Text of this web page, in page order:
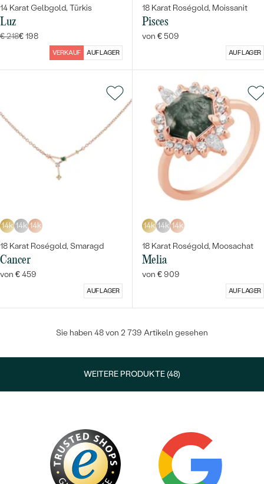
14 Karat Gelbgold, Türkis
Luz
€ 218€ 198
VERKAUF AUF LAGER
18 Karat Roségold, Moissanit
Pisces
von € 509
AUF LAGER
14k 14k 14k
18 Karat Roségold, Smaragd
Cancer
von € 459
AUF LAGER
14k 14k 14k
18 Karat Roségold, Moosachat
Melia
von € 909
AUF LAGER
Sie haben 48 von 2 739 Artikeln gesehen
WEITERE PRODUKTE (48)